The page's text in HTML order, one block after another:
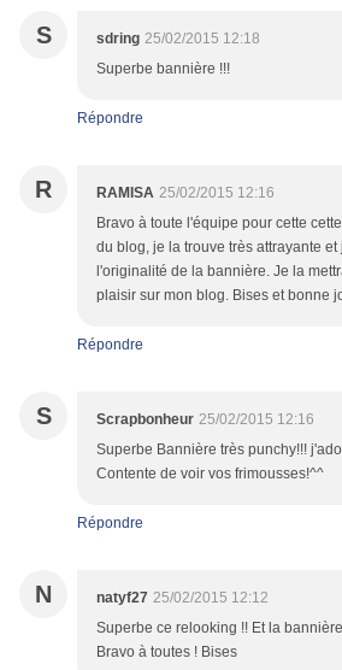
S sdring 25/02/2015 12:18
Superbe bannière !!!
Répondre
R RAMISA 25/02/2015 12:16
Bravo à toute l'équipe pour cette
du blog, je la trouve très attrayante
l'originalité de la bannière. Je la
plaisir sur mon blog. Bises et bonne
Répondre
S Scrapbonheur 25/02/2015 12:16
Superbe Bannière très punchy!!!
Contente de voir vos frimousses!^^
Répondre
N natyf27 25/02/2015 12:12
Superbe ce relooking !! Et la
Bravo à toutes ! Bises